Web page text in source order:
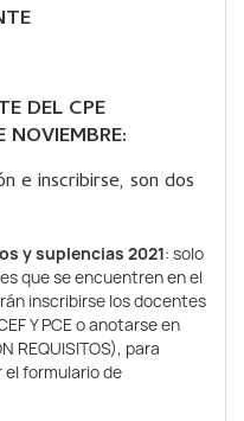
DEL CPE
e inscribirse, son dos
y suplencias 2021: solo
que se encuentren en el
inscribirse los docentes
Y PCE o anotarse en
REQUISITOS), para
formulario de